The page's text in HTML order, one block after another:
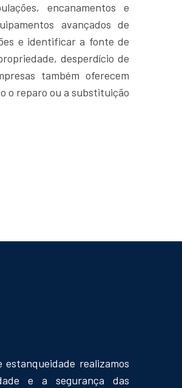
encanamentos e
avançados de
e identificar a fonte de
desperdício de
também oferecem
o reparo ou a substituição
realizamos
e a segurança das